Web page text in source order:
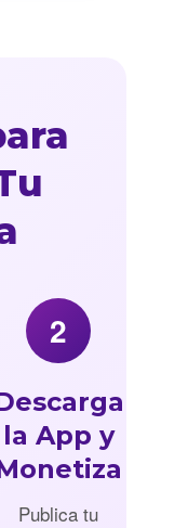
2
la App y
Publica tu